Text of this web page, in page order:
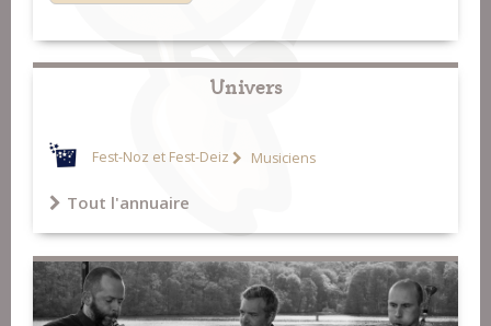
Univers
Fest-Noz et Fest-Deiz Musiciens
Tout l'annuaire